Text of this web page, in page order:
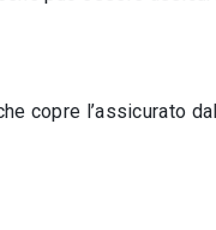
copre l’assicurato